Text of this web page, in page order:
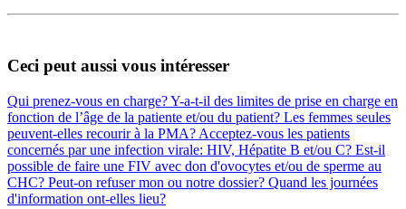
Ceci peut aussi vous intéresser
Qui prenez-vous en charge?Y-a-t-il des limites de prise en charge en
fonction de l’âge de la patiente et/ou du patient? Les femmes seules
peuvent-elles recourir à la PMA? Acceptez-vous les patients
concernés par une infection virale: HIV, Hépatite B et/ou C? Est-il
possible de faire une FIV avec don d'ovocytes et/ou de sperme au
CHC? Peut-on refuser mon ou notre dossier? Quand les journées
d'information ont-elles lieu?